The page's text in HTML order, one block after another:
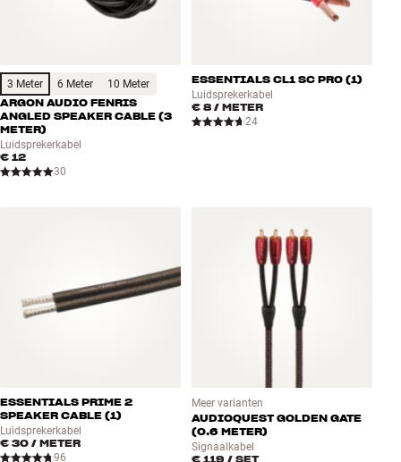
3 Meter 6 Meter 10 Meter
ARGON AUDIO FENRIS
ANGLED SPEAKER CABLE (3
METER)
Luidsprekerkabel
€ 12
30
ESSENTIALS CL1 SC PRO (1)
Luidsprekerkabel
€ 8 / METER
24
ESSENTIALS PRIME 2
SPEAKER CABLE (1)
Luidsprekerkabel
€ 30 / METER
96
Meer varianten
AUDIOQUEST GOLDEN GATE
(0.6 METER)
Signaalkabel
€ 119 / SET